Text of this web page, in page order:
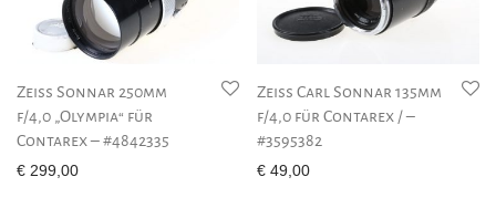
Zeiss Sonnar 250mm
f/4,0 „Olympia“ für
Contarex – #4842335
€ 299,00
Zeiss Carl Sonnar 135mm
f/4,0 für Contarex / –
#3595382
€ 49,00